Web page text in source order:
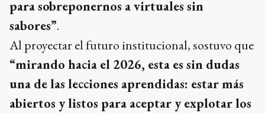
para sobreponernos a virtuales sin
sabores”.
Al proyectar el futuro institucional, sostuvo que
“mirando hacia el 2026, esta es sin dudas
una de las lecciones aprendidas: estar más
abiertos y listos para aceptar y explotar los